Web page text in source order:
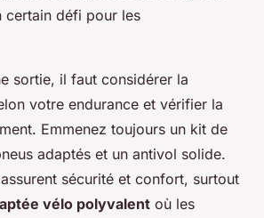
certain défi pour les
sortie, il faut considérer la
votre endurance et vérifier la
Emmenez toujours un kit de
adaptés et un antivol solide.
sécurité et confort, surtout
vélo polyvalent où les